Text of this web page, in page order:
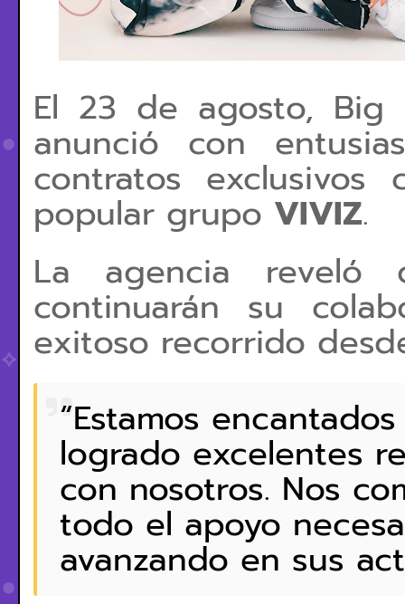
El 23 de agosto, Big
anunció con
contratos
popular grupo VIVIZ.
La agencia reveló
continuarán su
exitoso recorrido
“Estamos
logrado excelentes
con nosotros. Nos
todo el apoyo
avanzando en sus